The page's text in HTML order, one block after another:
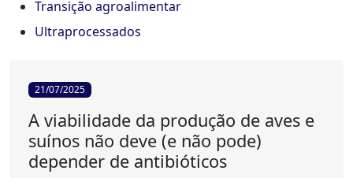
Transição agroalimentar
Ultraprocessados
21/07/2025
A viabilidade da produção de aves e
suínos não deve (e não pode)
depender de antibióticos